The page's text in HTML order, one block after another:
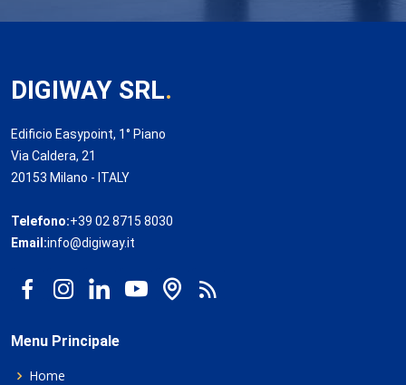
DIGIWAY SRL.
Edificio Easypoint, 1° Piano
Via Caldera, 21
20153 Milano - ITALY
Telefono:+39 02 8715 8030
Email:info@digiway.it
Menu Principale
Home